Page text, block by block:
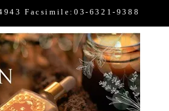
Facsimile:03-6321-9388